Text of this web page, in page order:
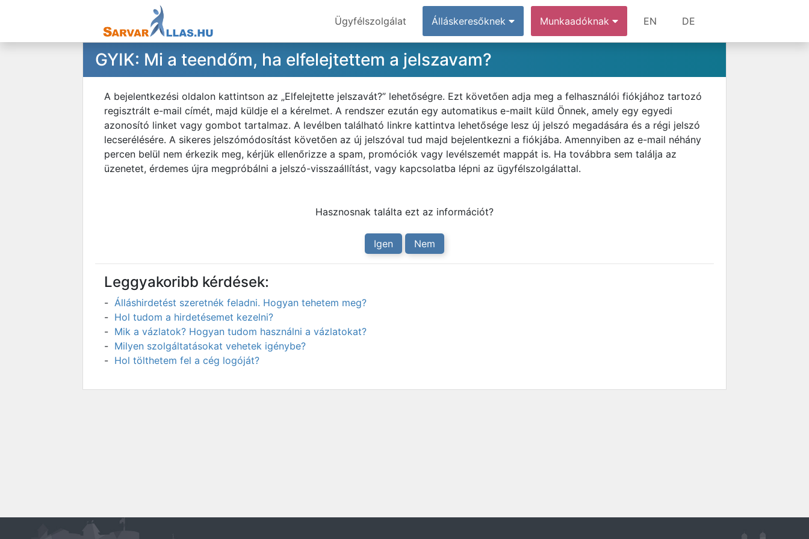
Ügyfélszolgálat Álláskeresőknek Munkaadóknak EN DE
GYIK: Mi a teendőm, ha elfelejtettem a jelszavam?
A bejelentkezési oldalon kattintson az „Elfelejtette jelszavát?” lehetőségre. Ezt követően adja meg a felhasználói fiókjához tartozó
regisztrált e-mail címét, majd küldje el a kérelmet. A rendszer ezután egy automatikus e-mailt küld Önnek, amely egy egyedi
azonosító linket vagy gombot tartalmaz. A levélben található linkre kattintva lehetősége lesz új jelszó megadására és a régi jelszó
lecserélésére. A sikeres jelszómódosítást követően az új jelszóval tud majd bejelentkezni a fiókjába. Amennyiben az e-mail néhány
percen belül nem érkezik meg, kérjük ellenőrizze a spam, promóciók vagy levélszemét mappát is. Ha továbbra sem találja az
üzenetet, érdemes újra megpróbálni a jelszó-visszaállítást, vagy kapcsolatba lépni az ügyfélszolgálattal.
Hasznosnak találta ezt az információt?
Igen Nem
Leggyakoribb kérdések:
Álláshirdetést szeretnék feladni. Hogyan tehetem meg?
Hol tudom a hirdetésemet kezelni?
Mik a vázlatok? Hogyan tudom használni a vázlatokat?
Milyen szolgáltatásokat vehetek igénybe?
Hol tölthetem fel a cég logóját?